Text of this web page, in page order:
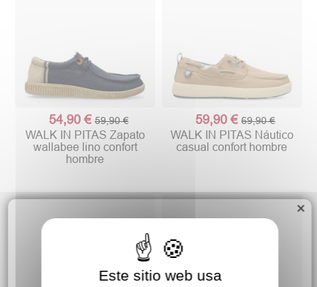
54,90 € 59,90 €
WALK IN PITAS Zapato
wallabee lino confort
hombre
59,90 € 69,90 €
WALK IN PITAS Náutico
casual confort hombre
×
Este sitio web usa